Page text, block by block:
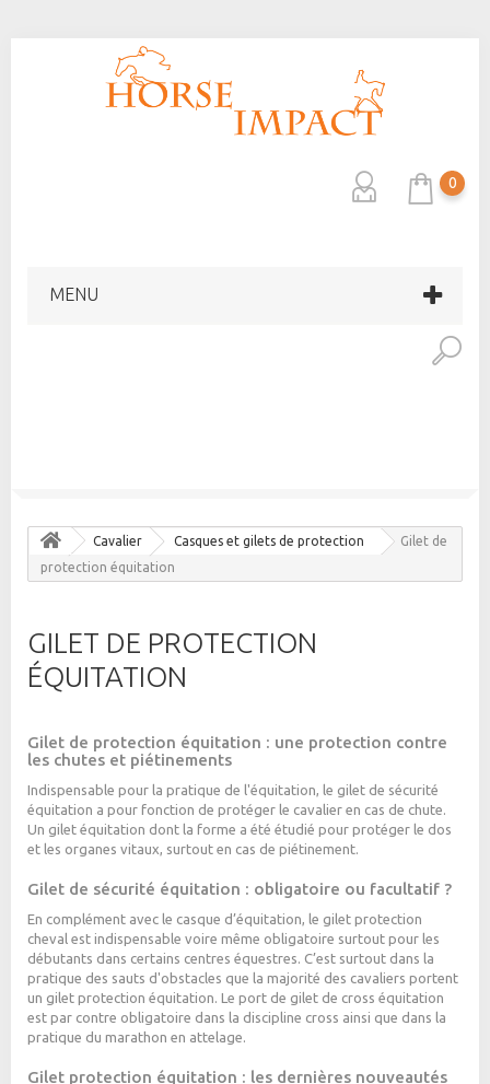
0
MENU
Cavalier Casques et gilets de protection
Gilet de
protection équitation
GILET DE PROTECTION
ÉQUITATION
Gilet de protection équitation : une protection contre
les chutes et piétinements
Indispensable pour la pratique de l'équitation, le gilet de sécurité
équitation a pour fonction de protéger le cavalier en cas de chute.
Un gilet équitation dont la forme a été étudié pour protéger le dos
et les organes vitaux, surtout en cas de piétinement.
Gilet de sécurité équitation : obligatoire ou facultatif ?
En complément avec le casque d’équitation, le gilet protection
cheval est indispensable voire même obligatoire surtout pour les
débutants dans certains centres équestres. C’est surtout dans la
pratique des sauts d'obstacles que la majorité des cavaliers portent
un gilet protection équitation. Le port de gilet de cross équitation
est par contre obligatoire dans la discipline cross ainsi que dans la
pratique du marathon en attelage.
Gilet protection équitation : les dernières nouveautés